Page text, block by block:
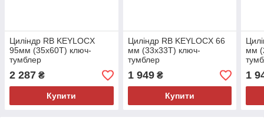
Циліндр RB KEYLOCX
95мм (35x60T) ключ-
тумблер
2 287 ₴
Купити
Циліндр RB KEYLOCX 66
мм (33x33T) ключ-
тумблер
1 949₴
Купити
мм
1